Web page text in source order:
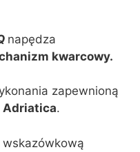
napędza
kwarcowy.
zapewnioną
Adriatica.
wskazówkową